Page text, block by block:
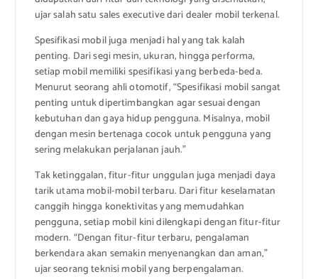
ujar salah satu sales executive dari dealer mobil terkenal.
Spesifikasi mobil juga menjadi hal yang tak kalah
penting. Dari segi mesin, ukuran, hingga performa,
setiap mobil memiliki spesifikasi yang berbeda-beda.
Menurut seorang ahli otomotif, “Spesifikasi mobil sangat
penting untuk dipertimbangkan agar sesuai dengan
kebutuhan dan gaya hidup pengguna. Misalnya, mobil
dengan mesin bertenaga cocok untuk pengguna yang
sering melakukan perjalanan jauh.”
Tak ketinggalan, fitur-fitur unggulan juga menjadi daya
tarik utama mobil-mobil terbaru. Dari fitur keselamatan
canggih hingga konektivitas yang memudahkan
pengguna, setiap mobil kini dilengkapi dengan fitur-fitur
modern. “Dengan fitur-fitur terbaru, pengalaman
berkendara akan semakin menyenangkan dan aman,”
ujar seorang teknisi mobil yang berpengalaman.